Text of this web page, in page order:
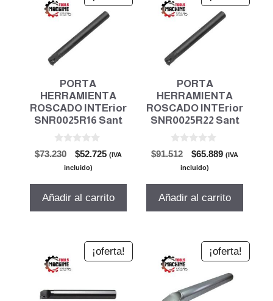
PORTA
HERRAMIENTA
ROSCADO INTErior
SNR0025R16 Sant
0
d
$73.230
El
precio
era:
$52.725El(IVA
incluido)
Añadir al carrito
PORTA
HERRAMIENTA
ROSCADO INTErior
SNR0025R22 Sant
0
d
$91.512
El
precio
era:
$65.889El(IVA
incluido)
Añadir al carrito
¡oferta! ¡oferta!